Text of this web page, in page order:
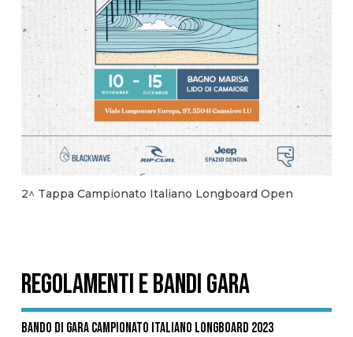
2^ Tappa Campionato Italiano Longboard Open
REGOLAMENTI E BANDI GARA
Bando di gara Campionato Italiano Longboard 2023